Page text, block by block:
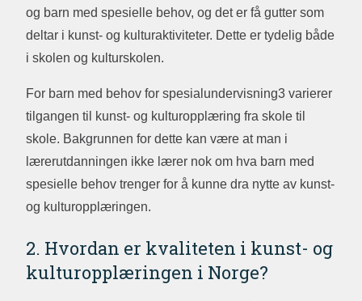
og barn med spesielle behov, og det er få gutter som
deltar i kunst- og kulturaktiviteter. Dette er tydelig både
i skolen og kulturskolen.
For barn med behov for spesialundervisning3 varierer
tilgangen til kunst- og kulturopplæring fra skole til
skole. Bakgrunnen for dette kan være at man i
lærerutdanningen ikke lærer nok om hva barn med
spesielle behov trenger for å kunne dra nytte av kunst-
og kulturopplæringen.
2. Hvordan er kvaliteten i kunst- og
kulturopplæringen i Norge?